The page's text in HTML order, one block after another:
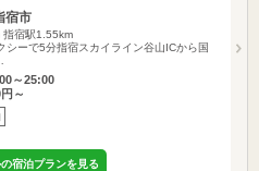
宿市
指宿駅1.55km
シーで5分指宿スカイライン谷山ICから国
～25:00
～
宿泊プランを見る